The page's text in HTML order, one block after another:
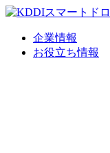
企業情報
お役立ち情報